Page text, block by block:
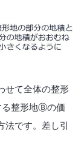
せて全体の整形
整形地Ⓑの価
法です。差し引